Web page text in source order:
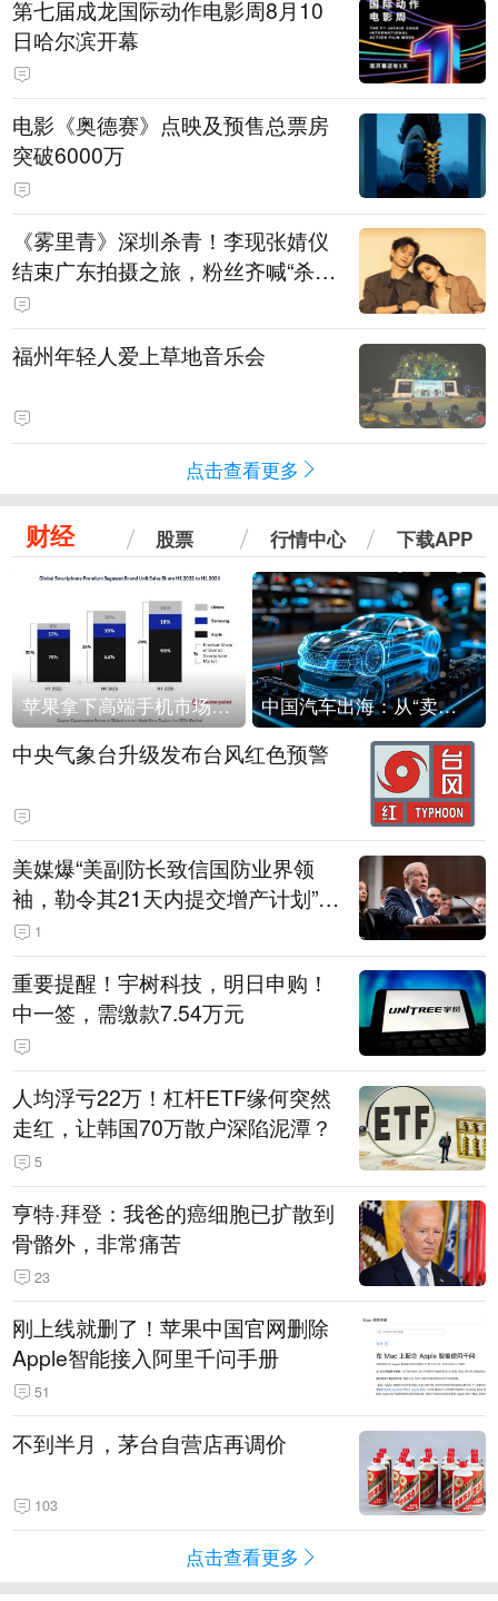
第七届成龙国际动作电影周8月10
日哈尔滨开幕
电影《奥德赛》点映及预售总票房
突破6000万
《雾里青》深圳杀青！李现张婧仪
结束广东拍摄之旅，粉丝齐喊“杀青
快乐”
福州年轻人爱上草地音乐会
点击查看更多
财经 股票 行情中心 下载APP
苹果拿下高端手机市场65%的份额：iPhone 17系列功不可没 中国汽车出海：从“卖出去”到“走进去”
中央气象台升级发布台风红色预警
美媒爆“美副防长致信国防业界领
袖，勒令其21天内提交增产计划”，
五角大楼回应
1
重要提醒！宇树科技，明日申购！
中一签，需缴款7.54万元
人均浮亏22万！杠杆ETF缘何突然
走红，让韩国70万散户深陷泥潭？
5
亨特·拜登：我爸的癌细胞已扩散到
骨骼外，非常痛苦
23
刚上线就删了！苹果中国官网删除
Apple智能接入阿里千问手册
51
不到半月，茅台自营店再调价
103
点击查看更多